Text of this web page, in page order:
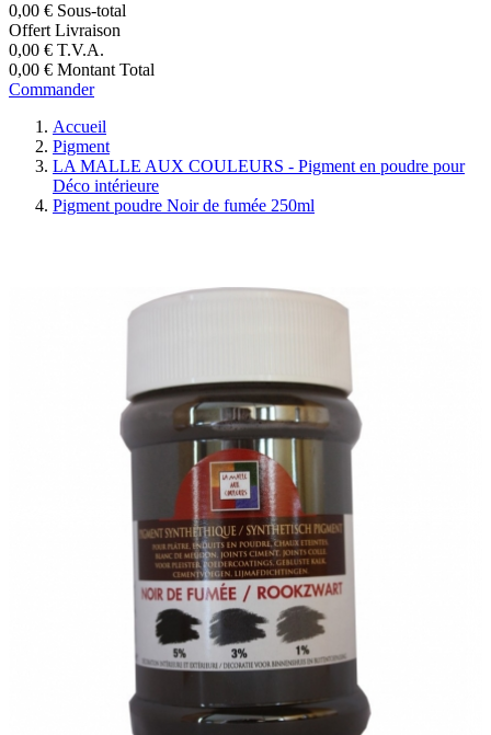
0,00 € Sous-total
Offert Livraison
0,00 € T.V.A.
0,00 € Montant Total
Commander
Accueil
Pigment
LA MALLE AUX COULEURS - Pigment en poudre pour
Déco intérieure
Pigment poudre Noir de fumée 250ml